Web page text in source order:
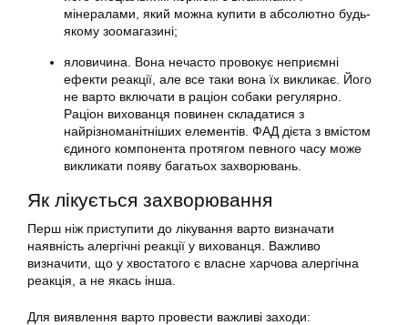
мінералами, який можна купити в абсолютно будь-
якому зоомагазині;
яловичина. Вона нечасто провокує неприємні
ефекти реакції, але все таки вона їх викликає. Його
не варто включати в раціон собаки регулярно.
Раціон вихованця повинен складатися з
найрізноманітніших елементів. ФАД дієта з вмістом
єдиного компонента протягом певного часу може
викликати появу багатьох захворювань.
Як лікується захворювання
Перш ніж приступити до лікування варто визначати
наявність алергічні реакції у вихованця. Важливо
визначити, що у хвостатого є власне харчова алергічна
реакція, а не якась інша.
Для виявлення варто провести важливі заходи: